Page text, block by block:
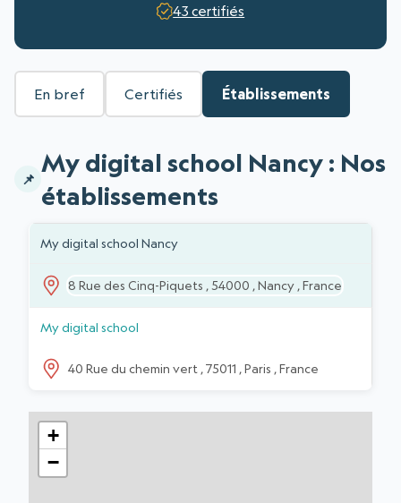
43 certifiés
En bref Certifiés Établissements
My digital school Nancy : Nos
établissements
ÉTABLISSEMENTS
My digital school Nancy
8 Rue des Cinq-Piquets , 54000 , Nancy , France
My digital school
40 Rue du chemin vert , 75011 , Paris , France
+
−